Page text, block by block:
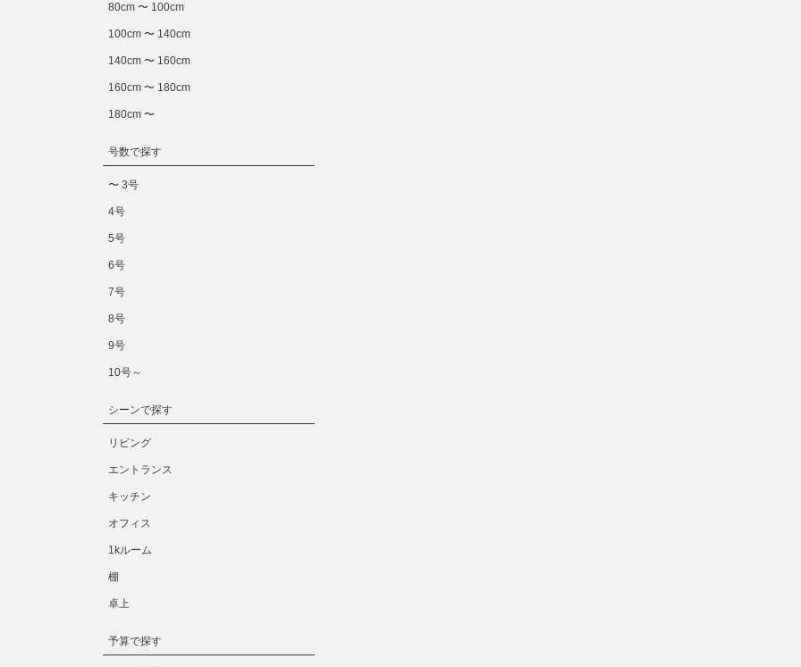
80cm 〜 100cm
100cm 〜 140cm
140cm 〜 160cm
160cm 〜 180cm
180cm 〜
号数で探す
〜 3号
4号
5号
6号
7号
8号
9号
10号～
シーンで探す
リビング
エントランス
キッチン
オフィス
1kルーム
棚
卓上
予算で探す